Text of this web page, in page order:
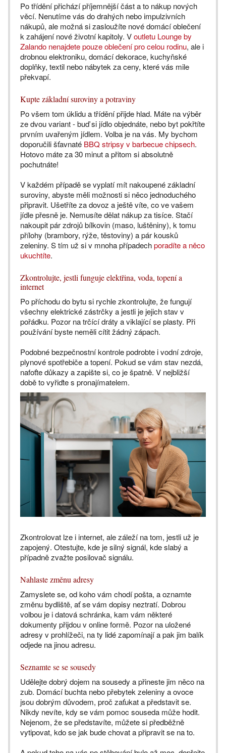
Po třídění přichází příjemnější část a to nákup nových
věcí. Nenutíme vás do drahých nebo impulzivních
nákupů, ale možná si zasloužíte nové domácí oblečení
k zahájení nové životní kapitoly. Voutletu Lounge by
Zalando nenajdete pouze oblečení pro celou rodinu, ale i
drobnou elektroniku, domácí dekorace, kuchyňské
doplňky, textil nebo nábytek za ceny, které vás mile
překvapí.
Kupte základní suroviny a potraviny
Po všem tom úklidu a třídění přijde hlad. Máte na výběr
ze dvou variant - buď si jídlo objednáte, nebo byt pokřtíte
prvním uvařeným jídlem. Volba je na vás. My bychom
doporučili šťavnaté BBQ stripsy v barbecue chipsech.
Hotovo máte za 30 minut a přitom si absolutně
pochutnáte!
V každém případě se vyplatí mít nakoupené základní
suroviny, abyste měli možnosti si něco jednoduchého
připravit. Ušetříte za dovoz a ještě víte, co ve vašem
jídle přesně je. Nemusíte dělat nákup za tisíce. Stačí
nakoupit pár zdrojů bílkovin (maso, luštěniny), k tomu
přílohy (brambory, rýže, těstoviny) a pár kousků
zeleniny. S tím už si v mnoha případechporadíte a něco
ukuchtíte.
Zkontrolujte, jestli funguje elektřina, voda, topení a
internet
Po příchodu do bytu si rychle zkontrolujte, že fungují
všechny elektrické zástrčky a jestli je jejich stav v
pořádku. Pozor na trčící dráty a viklající se plasty. Při
používání byste neměli cítit žádný zápach.
Podobné bezpečnostní kontrole podrobte i vodní zdroje,
plynové spotřebiče a topení. Pokud se vám stav nezdá,
nafoťte důkazy a zapište si, co je špatně. V nejbližší
době to vyřiďte s pronajímatelem.
Zkontrolovat lze i internet, ale záleží na tom, jestli už je
zapojený. Otestujte, kde je silný signál, kde slabý a
případně zvažte posilovač signálu.
Nahlaste změnu adresy
Zamyslete se, od koho vám chodí pošta, a oznamte
změnu bydliště, ať se vám dopisy neztratí. Dobrou
volbou je i datová schránka, kam vám některé
dokumenty přijdou v online formě. Pozor na uložené
adresy v prohlížeči, na ty lidé zapomínají a pak jim balík
odjede na jinou adresu.
Seznamte se se sousedy
Udělejte dobrý dojem na sousedy a přineste jim něco na
zub. Domácí buchta nebo přebytek zeleniny a ovoce
jsou dobrým důvodem, proč zaťukat a představit se.
Nikdy nevíte, kdy se vám pomoc souseda může hodit.
Nejenom, že se představíte, můžete si předběžně
vytipovat, kdo se jak bude chovat a připravit se na to.